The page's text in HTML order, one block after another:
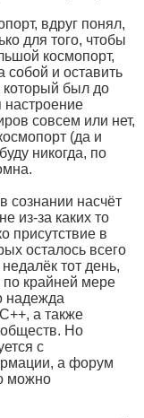
вдруг понял,
для того, чтобы
космопорт,
собой и оставить
который был до
настроение
совсем или нет,
(да и
никогда, по
сознании насчёт
из-за каких то
присутствие в
осталось всего
тот день,
по крайней мере
надежда
а также
Но
с
а форум
можно